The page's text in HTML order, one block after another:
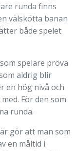
runda finns
välskötta banan
både spelet
spelare pröva
aldrig blir
en hög nivå och
För den som
runda.
gör att man som
en måltid i